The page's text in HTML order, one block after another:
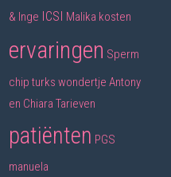
& Inge ICSI Malika kosten
ervaringen Sperm
chip turks wondertje Antony
en Chiara Tarieven
patiënten PGS
manuela